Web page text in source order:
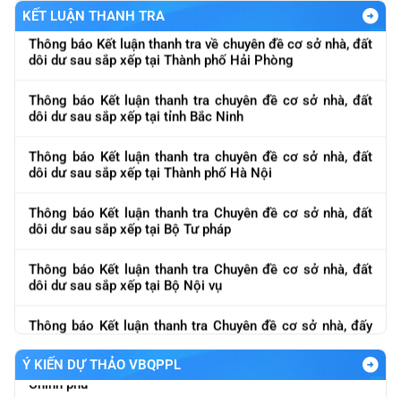
Về việc mời cung cấp báo giá phục vụ lập báo cáo nghiên
cứu khả thi dự án "Xây dựng Nền tảng, dữ liệu số của
ngành Thanh tra"
kế 5 tháng
gửi sau Kỳ họp thứ Nhất, Quốc hội khóa XVI
về ATTT các hệ thống của ngành theo quy định ATTT
được ban hàng và quy định của pháp luật
virut bản quyền quản lý tập trung"
dự án "Xây dựng Nền tảng dữ liệu số của ngành Thanh
Dự thảo Báo cáo Công tác thanh tra, tiếp công dân, giải
quyết khiếu nại, tố cáo và phòng, chống tham nhũng, lãng
KẾT LUẬN THANH TRA
Thông báo Kết luận thanh tra về chuyên đề cơ sở nhà, đất
dôi dư sau sắp xếp tại Thành phố Hải Phòng
dôi dư sau sắp xếp tại tỉnh Bắc Ninh
dôi dư sau sắp xếp tại Thành phố Hà Nội
dôi dư sau sắp xếp tại Bộ Tư pháp
dôi dư sau sắp xếp tại Bộ Nội vụ
dôi dư sau sắp xếp tại Bộ Dân tộc và Tôn giáo
Thông báo Kết luận thanh tra Chuyên đề cơ sở nhà, đất
dôi dư sau sắp xếp tại Văn phòng Chính phủ
Ý KIẾN DỰ THẢO VBQPPL
Thông tư Quy định quy tắc ứng xử của cán bộ, công chức,
viên chức trong ngành Thanh tra và cán bộ, công chức
Dự thảo Tờ trình, dự thảo Nghị quyết Chính phủ quy định
việc sửa đổi, bổ sung kết luận, kiến nghị của Thanh tra
Chính phủ